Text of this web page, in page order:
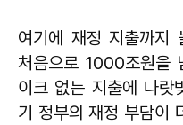
여기에 재정 지출까지
처음으로 1000조원을
이크 없는 지출에 나랏
기 정부의 재정 부담이